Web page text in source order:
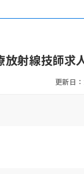
射線技師求
更新日